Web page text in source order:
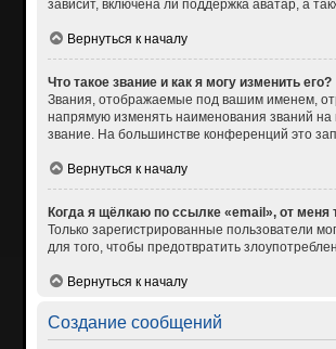
зависит, включена ли поддержка аватар, а
Вернуться к началу
Что такое звание и как я могу изменить его?
Звания, отображаемые под вашим именем,
напрямую изменять наименования званий
звание. На большинстве конференций это
Вернуться к началу
Когда я щёлкаю по ссылке «email», от
Только зарегистрированные пользователи
для того, чтобы предотвратить
Вернуться к началу
Создание сообщений